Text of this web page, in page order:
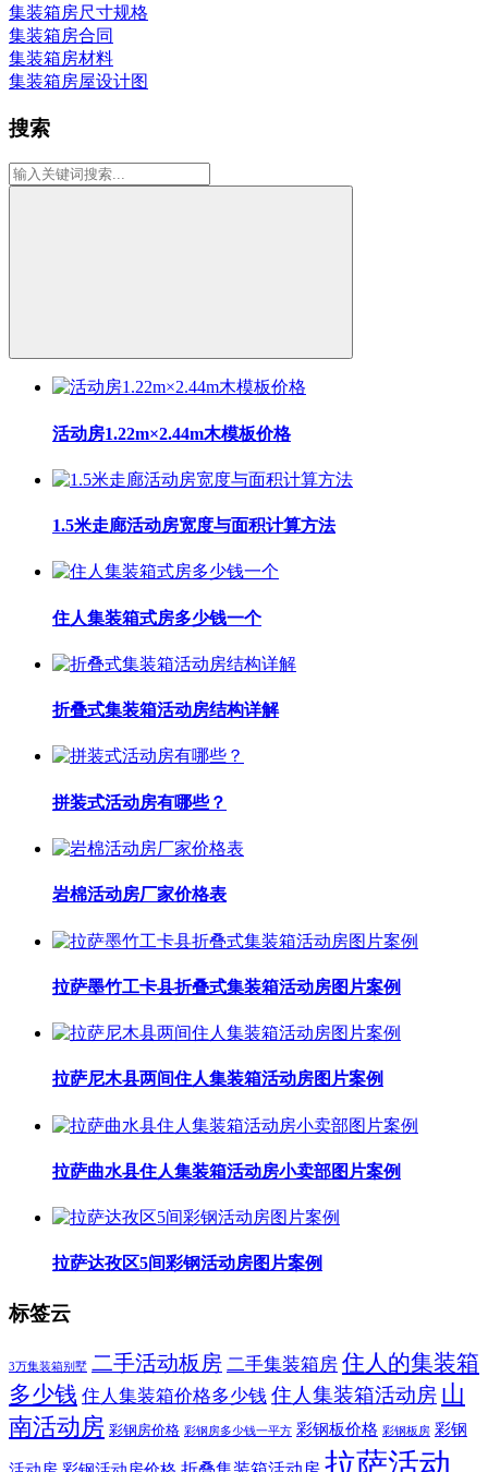
集装箱房尺寸规格
集装箱房合同
集装箱房材料
集装箱房屋设计图
搜索
活动房1.22m×2.44m木模板价格
1.5米走廊活动房宽度与面积计算方法
住人集装箱式房多少钱一个
折叠式集装箱活动房结构详解
拼装式活动房有哪些？
岩棉活动房厂家价格表
拉萨墨竹工卡县折叠式集装箱活动房图片案例
拉萨尼木县两间住人集装箱活动房图片案例
拉萨曲水县住人集装箱活动房小卖部图片案例
拉萨达孜区5间彩钢活动房图片案例
标签云
3万集装箱别墅 二手活动板房 二手集装箱房 住人的集装箱
多少钱 住人集装箱价格多少钱 住人集装箱活动房 山
南活动房 彩钢房价格 彩钢房多少钱一平方 彩钢板价格 彩钢板房 彩钢
拉萨活动